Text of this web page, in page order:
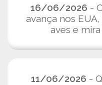
16/06/2026 -
avança nos
aves e
11/06/2026 -